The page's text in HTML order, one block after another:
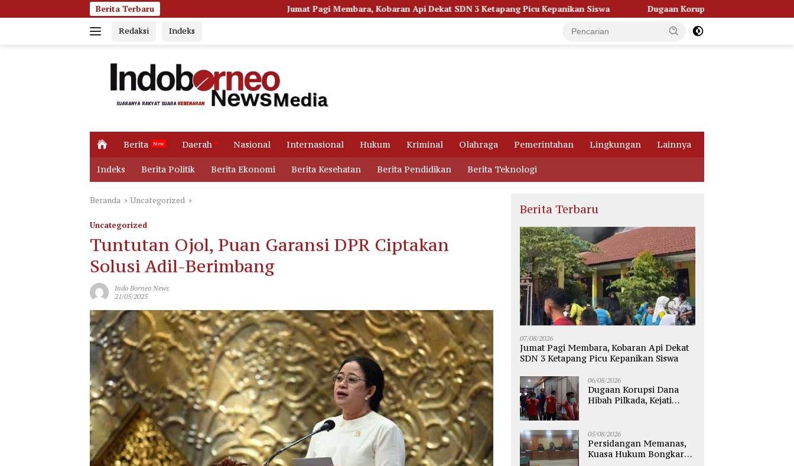
ke
Berita Terbaru Jumat Pagi Membara, Kobaran Api Dekat SDN 3 Ketapang Picu Kepanikan Siswa Dugaan Korupsi Dana Hibah Pilkada, Kejati Kalteng Seret
Redaksi Indeks
H
m
e
Berita Daerah Nasional Internasional Hukum Kriminal Olahraga Pemerintahan Lingkungan Lainnya
Indeks Berita Politik Berita Ekonomi Berita Kesehatan Berita Pendidikan Berita Teknologi
Beranda Uncategorized
Uncategorized
Tuntutan Ojol, Puan Garansi DPR Ciptakan
Solusi Adil-Berimbang
Indo Borneo News
21/05/2025
Berita Terbaru
07/08/2026
Jumat Pagi Membara, Kobaran Api Dekat
SDN 3 Ketapang Picu Kepanikan Siswa
06/08/2026
Dugaan Korupsi Dana
Hibah Pilkada, Kejati
05/08/2026
Persidangan Memanas,
Kuasa Hukum Bongkar